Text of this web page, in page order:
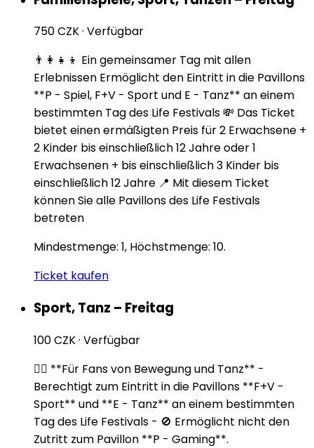
750 CZK· Verfügbar
👨‍👩‍👧‍👦 Ein gemeinsamer Tag mit allen
Erlebnissen Ermöglicht den Eintritt in die Pavillons
**P - Spiel, F+V - Sport und E - Tanz** an einem
bestimmten Tag des Life Festivals 💸 Das Ticket
bietet einen ermäßigten Preis für 2 Erwachsene +
2 Kinder bis einschließlich 12 Jahre oder 1
Erwachsenen + bis einschließlich 3 Kinder bis
einschließlich 12 Jahre 📍 Mit diesem Ticket
können Sie alle Pavillons des Life Festivals
betreten
Mindestmenge: 1, Höchstmenge: 10.
Ticket kaufen
Sport, Tanz – Freitag
100 CZK· Verfügbar
🏃‍♂️ **Für Fans von Bewegung und Tanz** -
Berechtigt zum Eintritt in die Pavillons **F+V -
Sport** und **E - Tanz** an einem bestimmten
Tag des Life Festivals - 🚫 Ermöglicht nicht den
Zutritt zum Pavillon **P - Gaming**.